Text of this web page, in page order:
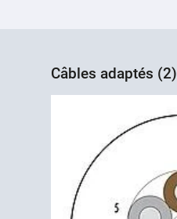
Câbles adaptés (2)